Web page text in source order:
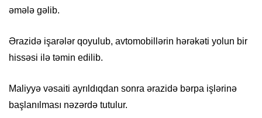
əmələ gəlib.
Ərazidə işarələr qoyulub, avtomobillərin hərəkəti yolun bir
hissəsi ilə təmin edilib.
Maliyyə vəsaiti ayrıldıqdan sonra ərazidə bərpa işlərinə
başlanılması nəzərdə tutulur.